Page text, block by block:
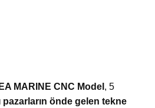
MARINE CNC Model , 5
önde gelen tekne